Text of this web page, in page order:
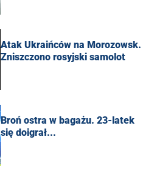
Atak Ukraińców na Morozowsk.
Zniszczono rosyjski samolot
Broń ostra w bagażu. 23-latek
się doigrał...